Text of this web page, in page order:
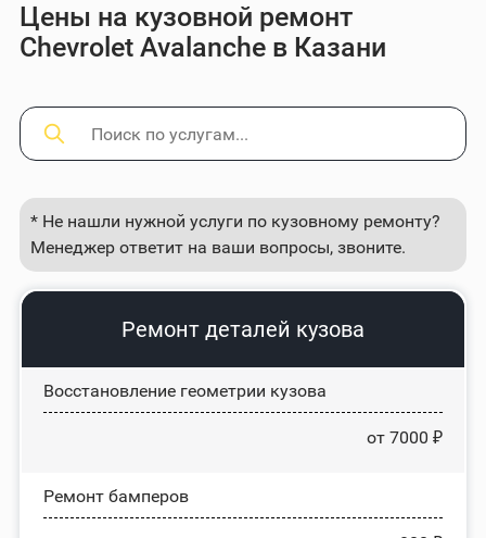
Цены на кузовной ремонт
Chevrolet Avalanche в Казани
* Не нашли нужной услуги по кузовному ремонту?
Менеджер ответит на ваши вопросы, звоните.
Ремонт деталей кузова
Восстановление геометрии кузова
от 7000 ₽
Ремонт бамперов